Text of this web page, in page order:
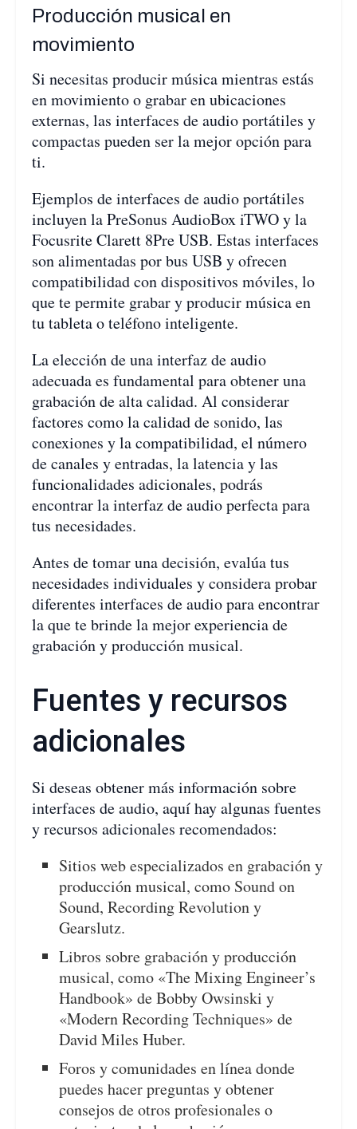
Producción musical en
movimiento
Si necesitas producir música mientras estás
en movimiento o grabar en ubicaciones
externas, las interfaces de audio portátiles y
compactas pueden ser la mejor opción para
ti.
Ejemplos de interfaces de audio portátiles
incluyen la PreSonus AudioBox iTWO y la
Focusrite Clarett 8Pre USB. Estas interfaces
son alimentadas por bus USB y ofrecen
compatibilidad con dispositivos móviles, lo
que te permite grabar y producir música en
tu tableta o teléfono inteligente.
La elección de una interfaz de audio
adecuada es fundamental para obtener una
grabación de alta calidad. Al considerar
factores como la calidad de sonido, las
conexiones y la compatibilidad, el número
de canales y entradas, la latencia y las
funcionalidades adicionales, podrás
encontrar la interfaz de audio perfecta para
tus necesidades.
Antes de tomar una decisión, evalúa tus
necesidades individuales y considera probar
diferentes interfaces de audio para encontrar
la que te brinde la mejor experiencia de
grabación y producción musical.
Fuentes y recursos
adicionales
Si deseas obtener más información sobre
interfaces de audio, aquí hay algunas fuentes
y recursos adicionales recomendados:
Sitios web especializados en grabación y
producción musical, como Sound on
Sound, Recording Revolution y
Gearslutz.
Libros sobre grabación y producción
musical, como «The Mixing Engineer’s
Handbook» de Bobby Owsinski y
«Modern Recording Techniques» de
David Miles Huber.
Foros y comunidades en línea donde
puedes hacer preguntas y obtener
consejos de otros profesionales o